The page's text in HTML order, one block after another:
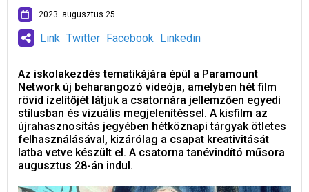
2023. augusztus 25.
Link Twitter Facebook Linkedin
Az iskolakezdés tematikájára épül a Paramount
Network új beharangozó videója, amelyben hét film
rövid ízelítőjét látjuk a csatornára jellemzően egyedi
stílusban és vizuális megjelenítéssel. A kisfilm az
újrahasznosítás jegyében hétköznapi tárgyak ötletes
felhasználásával, kizárólag a csapat kreativitását
latba vetve készült el. A csatorna tanévindító műsora
augusztus 28-án indul.